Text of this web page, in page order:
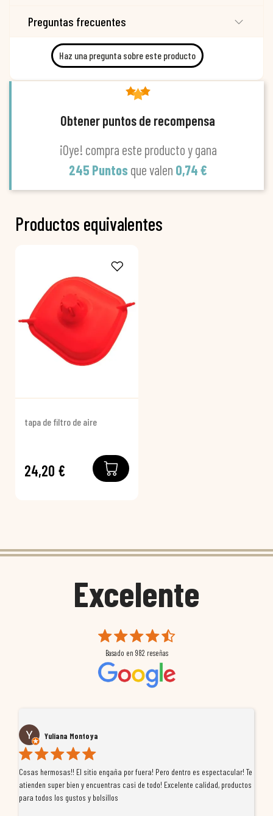
Preguntas frecuentes
Haz una pregunta sobre este producto
Obtener puntos de recompensa
¡Oye! compra este producto y gana
245 Puntos que valen 0,74 €
Productos equivalentes
tapa de filtro de aire
24,20 €
Excelente
Basado en 982 reseñas
Yuliana Montoya
Cosas hermosas!! El sitio engaña por fuera! Pero dentro es espectacular! Te
atienden super bien y encuentras casi de todo! Excelente calidad, productos
para todos los gustos y bolsillos